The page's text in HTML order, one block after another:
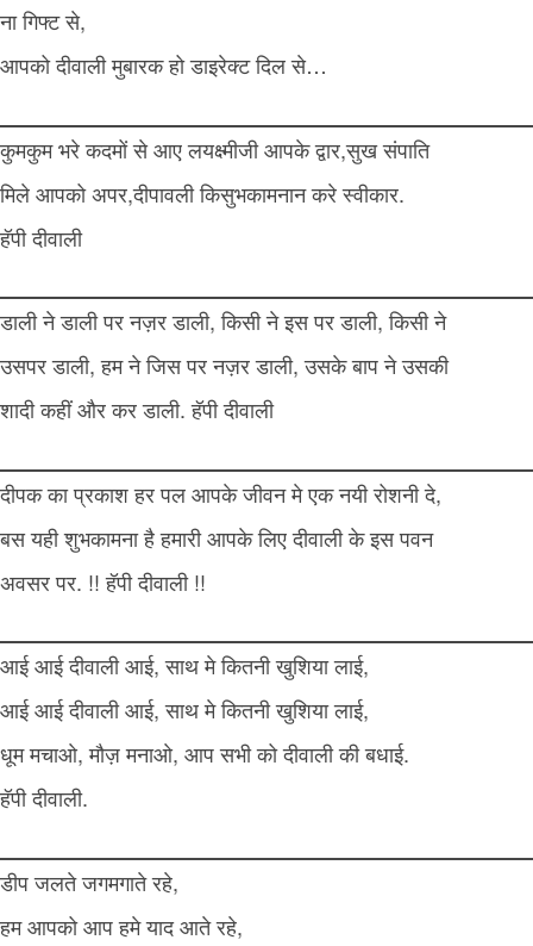
ना गिफ्ट से,
आपको दीवाली मुबारक हो डाइरेक्ट दिल से…
कुमकुम भरे कदमों से आए लयक्ष्मीजी आपके द्वार,सुख संपाति
मिले आपको अपर,दीपावली किसुभकामनान करे स्वीकार.
हॅपी दीवाली
डाली ने डाली पर नज़र डाली, किसी ने इस पर डाली, किसी ने
उसपर डाली, हम ने जिस पर नज़र डाली, उसके बाप ने उसकी
शादी कहीं और कर डाली. हॅपी दीवाली
दीपक का प्रकाश हर पल आपके जीवन मे एक नयी रोशनी दे,
बस यही शुभकामना है हमारी आपके लिए दीवाली के इस पवन
अवसर पर. !! हॅपी दीवाली !!
आई आई दीवाली आई, साथ मे कितनी खुशिया लाई,
आई आई दीवाली आई, साथ मे कितनी खुशिया लाई,
धूम मचाओ, मौज़ मनाओ, आप सभी को दीवाली की बधाई.
हॅपी दीवाली.
डीप जलते जगमगाते रहे,
हम आपको आप हमे याद आते रहे,